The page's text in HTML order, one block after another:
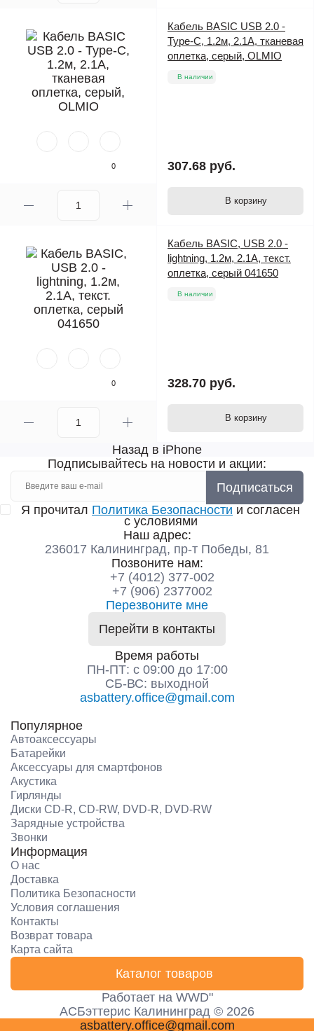
0
Кабель BASIC USB 2.0 -
Type-C, 1.2м, 2.1A, тканевая
оплетка, серый, OLMIO
В наличии
307.68 руб.
В корзину
0
Кабель BASIC, USB 2.0 -
lightning, 1.2м, 2.1А, текст.
оплетка, серый 041650
В наличии
328.70 руб.
В корзину
Назад в iPhone
Подписывайтесь на новости и акции:
Подписаться
Я прочитал Политика Безопасности и согласен
с условиями
Наш адрес:
236017 Калининград,​ пр-т Победы, 81
Позвоните нам:
+7 (4012) 377-002
+7 (906) 2377002
Перезвоните мне
Перейти в контакты
Время работы
ПН-ПТ: с 09:00 до 17:00
СБ-ВС: выходной
asbattery.office@gmail.com
Популярное
Автоаксессуары
Батарейки
Аксессуары для смартфонов
Акустика
Гирлянды
Диски CD-R, CD-RW, DVD-R, DVD-RW
Зарядные устройства
Звонки
Информация
О нас
Доставка
Политика Безопасности
Условия соглашения
Контакты
Возврат товара
Карта сайта
Каталог товаров
Работает на WWD"
АСБэттерис Калининград © 2026
asbattery.office@gmail.com